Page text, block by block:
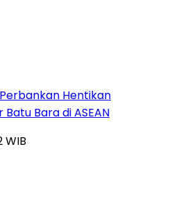
Hentikan
Bara di ASEAN
WIB